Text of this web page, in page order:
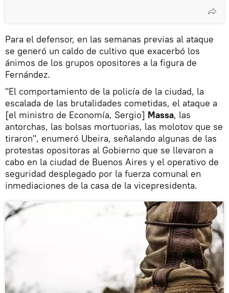
Para el defensor, en las semanas previas al ataque
se generó un caldo de cultivo que exacerbó los
ánimos de los grupos opositores a la figura de
Fernández.
"El comportamiento de la policía de la ciudad, la
escalada de las brutalidades cometidas, el ataque a
[el ministro de Economía, Sergio] Massa, las
antorchas, las bolsas mortuorias, las molotov que se
tiraron", enumeró Ubeira, señalando algunas de las
protestas opositoras al Gobierno que se llevaron a
cabo en la ciudad de Buenos Aires y el operativo de
seguridad desplegado por la fuerza comunal en
inmediaciones de la casa de la vicepresidenta.